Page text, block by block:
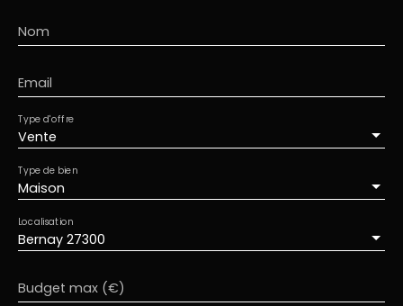
Nom
Email
Vente
Type d'offre
Maison
Type de bien
Bernay 27300
Localisation
Budget max (€)